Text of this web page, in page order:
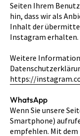
Seiten Ihrem
hin, dass wir als
Inhalt der
Instagram erhalten.
Weitere
https://
WhatsApp
Wenn Sie unsere
Smartphone)
empfehlen. Mit